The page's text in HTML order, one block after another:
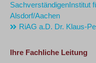
SachverständigenInstitut
Alsdorf/Aachen
RiAG a.D. Dr. Klaus-
Ihre Fachliche Leitung